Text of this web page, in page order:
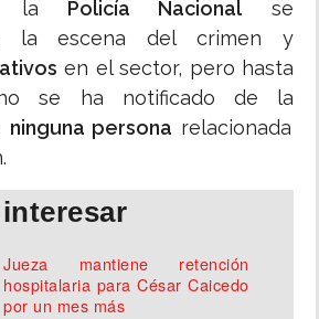
la Policía Nacionalse
la escena del crimen y
en el sector, pero hasta
se ha notificado de la
ninguna persona relacionada
Jueza mantiene retención
hospitalaria para César Caicedo
por un mes más